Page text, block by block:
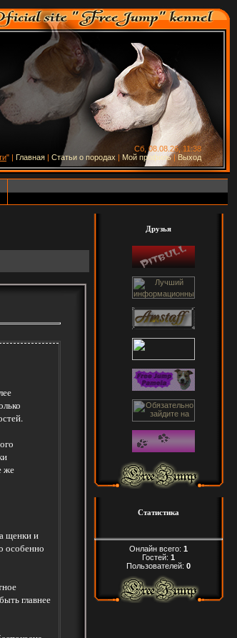
Сб, 08.08.26, 11:38
" | Главная | Статьи о породах | Мой профиль| Выход
же
щенки и
особенно
главнее
Друзья
Статистика
Онлайн всего: 1
Гостей: 1
Пользователей: 0